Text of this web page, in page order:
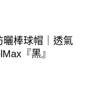
曬棒球帽｜透氣
『黑』